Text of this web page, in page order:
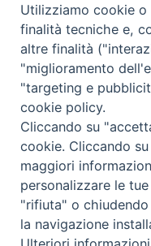
Contatti
Via Aurelia 796
00165 – Roma
tel: +39 06 661 771
email:
Utilizziamo cookie
finalità tecniche e,
altre finalità
"miglioramento
"targeting e
cookie policy.
Cliccando su
cookie. Cliccando
maggiori
personalizzare le
"rifiuta" o
la navigazione